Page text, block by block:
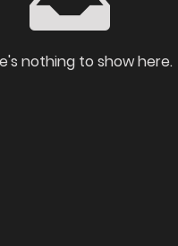
nothing to show here.